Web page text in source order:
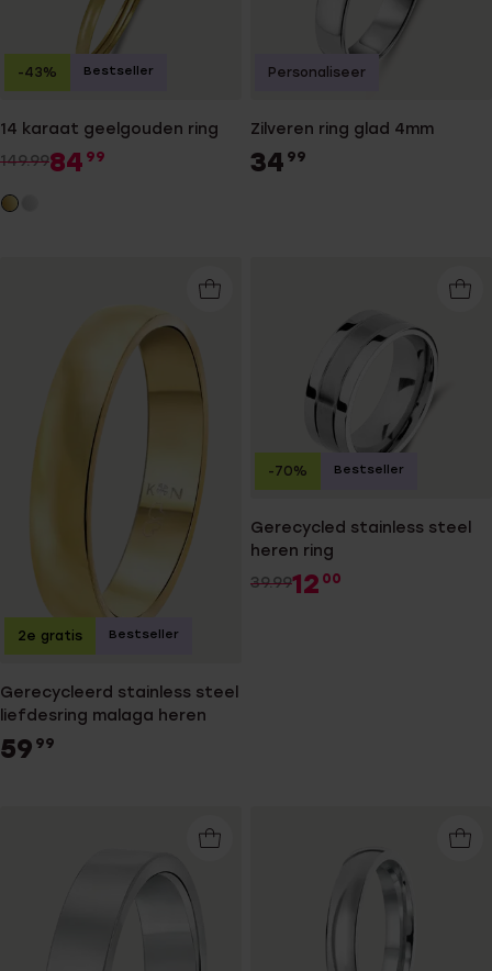
14 karaat geelgouden ring
149.9984 99
-43% Bestseller
Zilveren ring glad 4mm
34 99
Personaliseer
Gerecycleerd stainless steel
liefdesring malaga heren
59 99
2e gratis Bestseller
Gerecycled stainless steel
heren ring
39.9912 00
-70% Bestseller